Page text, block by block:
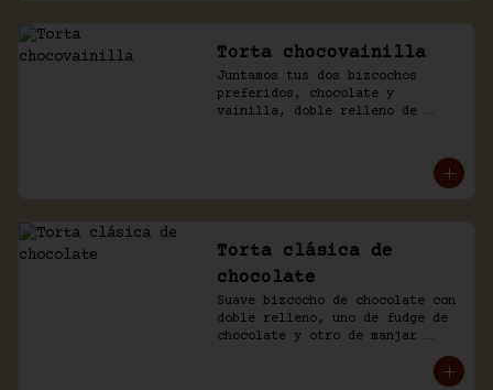
Torta chocovainilla
Juntamos tus dos bizcochos
preferidos, chocolate y
vainilla, doble relleno de
Torta clásica de
chocolate
Suave bizcocho de chocolate con
doble relleno, uno de fudge de
chocolate y otro de manjar
blanco. Cubierto en más fudge y